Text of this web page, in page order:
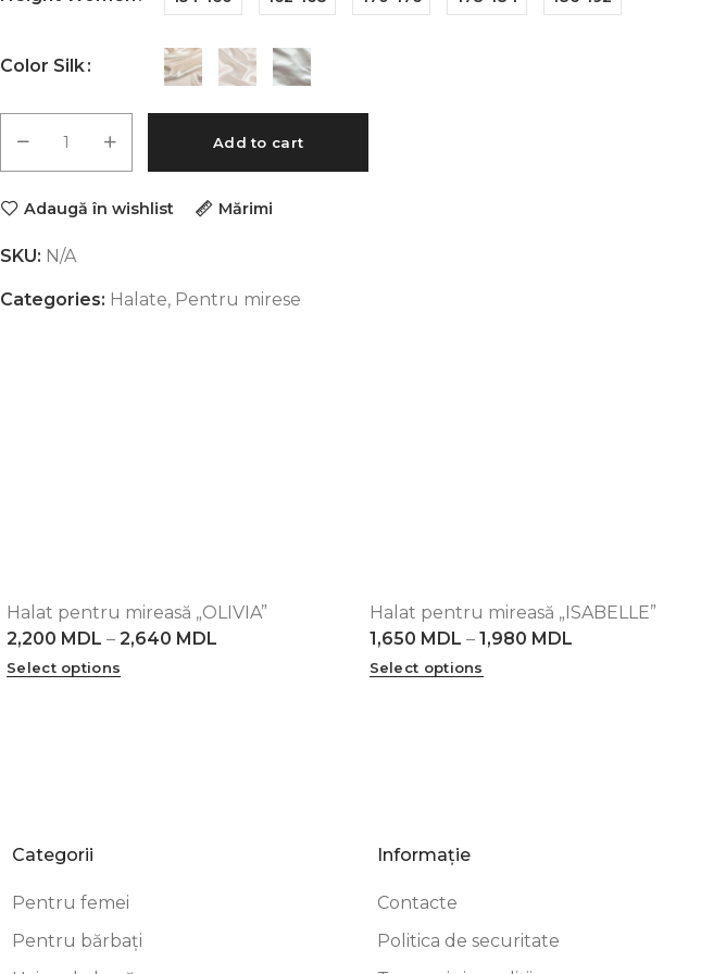
Color Silk
Add to cart
Adaugă în wishlist Mărimi
SKU: N/A
Categories: Halate, Pentru mirese
XS S M L XL 2XL 3XL 4XL
Halat pentru mireasă „OLIVIA”
2,200 MDL – 2,640 MDL
Select options
XS S M L XL 2XL 3XL 4XL 5XL
Halat pentru mireasă „ISABELLE”
1,650 MDL – 1,980 MDL
Select options
Categorii
Pentru femei
Pentru bărbați
Informație
Contacte
Politica de securitate